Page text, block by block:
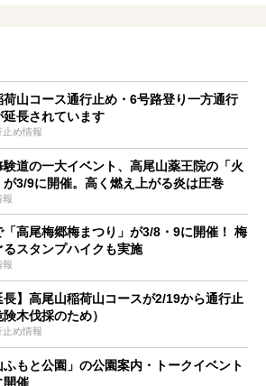
荷山コース通行止め・6号路登り一方通行
延長されています
め情報
験道の一大イベント、高尾山薬王院の「火
が3/9に開催。高く燃え上がる炎は圧巻
報
「高尾梅郷梅まつり」が3/8・9に開催！ 梅
るスタンプハイクも実施
報
長】高尾山稲荷山コースが2/19から通行止
木伐採のため）
め情報
ふもと公園」の公園案内・トークイベント
開催